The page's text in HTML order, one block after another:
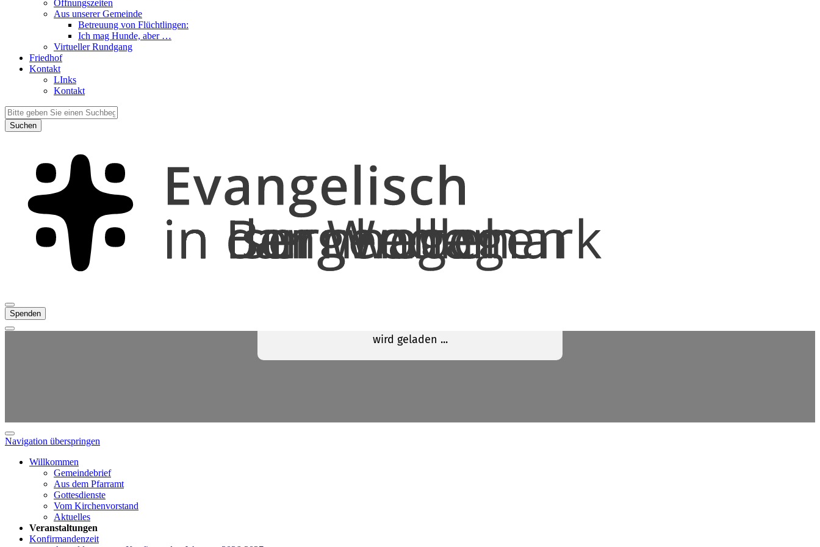
Öffnungszeiten
Aus unserer Gemeinde
Betreuung von Flüchtlingen:
Ich mag Hunde, aber …
Virtueller Rundgang
Friedhof
Kontakt
LInks
Kontakt
Suchen
Spenden
Navigation überspringen
Willkommen
Gemeindebrief
Aus dem Pfarramt
Gottesdienste
Vom Kirchenvorstand
Aktuelles
Veranstaltungen
Konfirmandenzeit